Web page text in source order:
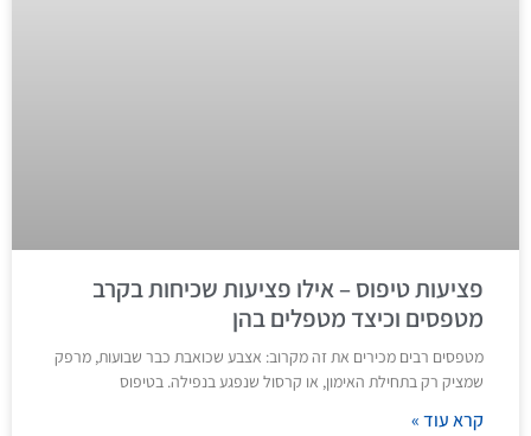
פציעות טיפוס – אילו פציעות שכיחות בקרב
מטפסים וכיצד מטפלים בהן
מטפסים רבים מכירים את זה מקרוב: אצבע שכואבת כבר שבועות, מרפק
שמציק רק בתחילת האימון, או קרסול שנפגע בנפילה. בטיפוס
קרא עוד »